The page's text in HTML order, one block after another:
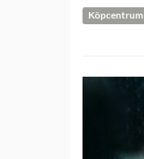
Köpcentrum